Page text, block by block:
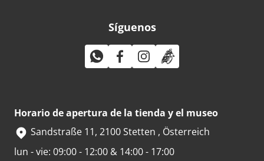
Síguenos
Horario de apertura de la tienda y el museo
Sandstraße 11, 2100 Stetten , Österreich
lun - vie: 09:00 - 12:00 & 14:00 - 17:00